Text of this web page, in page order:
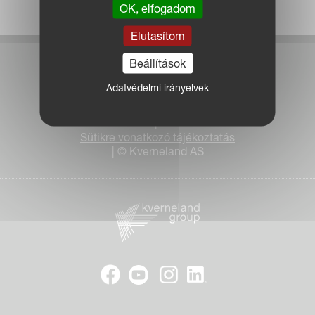
Bejelentkezés a Portálra
Jogi nyilatkozat
|
Sütikre vonatkozó tájékoztatás
| © Kverneland AS
OK, elfogadom
Elutasítom
Beállítások
Adatvédelmi irányelvek